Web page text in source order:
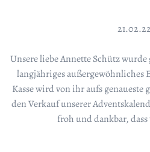
21.02.22
Unsere liebe Annette Schütz
langjähriges außergewöhnliches
Kasse wird von ihr aufs
den Verkauf unserer
froh und dankbar,